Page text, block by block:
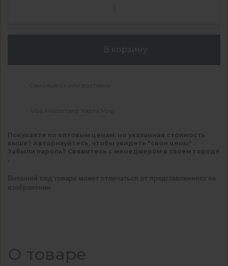
В корзину
Самовывоз или доставка
Visa, Mastercard, Карта Мир
Покупаете по оптовым ценам, но указанная стоимость
выше? Авторизуйтесь, чтобы увидеть "свои цены" .
Забыли пароль? Свяжитесь с менеджером в своем городе
Внешний вид товара может отличаться от представленного на
изображении
О товаре